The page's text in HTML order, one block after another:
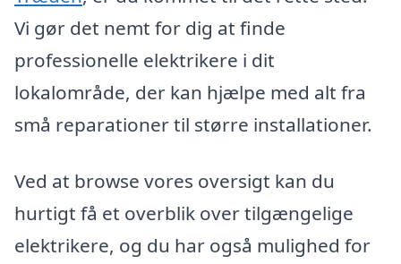
Vi gør det nemt for dig at finde
professionelle elektrikere i dit
lokalområde, der kan hjælpe med alt fra
små reparationer til større installationer.
Ved at browse vores oversigt kan du
hurtigt få et overblik over tilgængelige
elektrikere, og du har også mulighed for